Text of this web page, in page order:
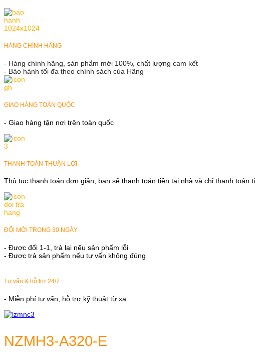
HÀNG CHÍNH HÃNG
- Hàng chính hãng, sản phẩm mới 100%, chất lượng cam kết
- Bảo hành tối đa theo chính sách của Hãng
GIAO HÀNG TOÀN QUỐC
- Giao hàng tận nơi trên toàn quốc
THANH TOÁN THUẬN LỢI
Thủ tục thanh toán đơn giản, bạn sẽ thanh toán tiền tại nhà và chỉ thanh toán
ĐỔI MỚI TRONG 30 NGÀY
- Được đổi 1-1, trả lại nếu sản phẩm lỗi
- Được trả sản phẩm nếu tư vấn không đúng
Tư vấn & hỗ trợ 24/7
- Miễn phí tư vấn, hỗ trợ kỹ thuật từ xa
NZMH3-A320-E